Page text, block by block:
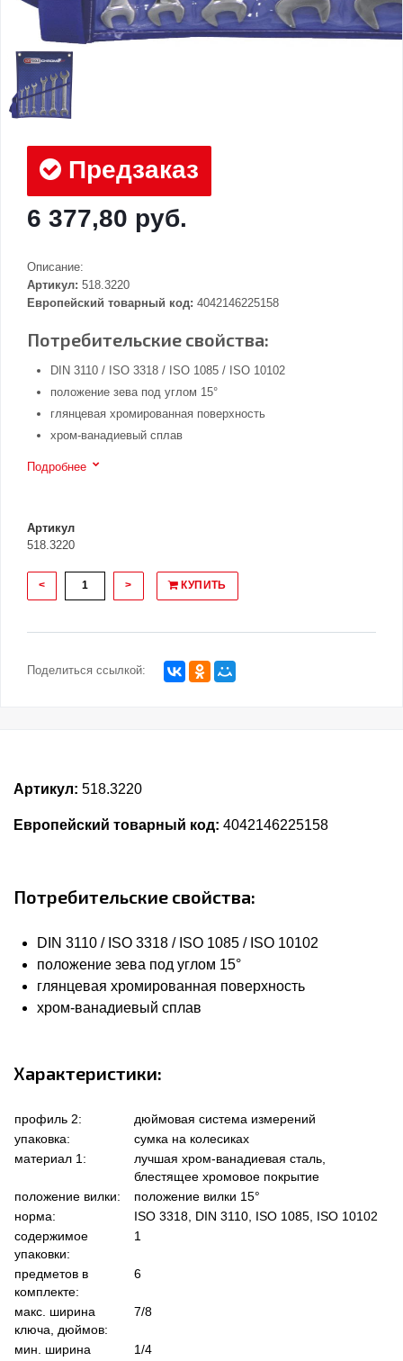
Предзаказ
6 377,80 руб.
Описание:
Артикул: 518.3220
Европейский товарный код: 4042146225158
Потребительские свойства:
DIN 3110 / ISO 3318 / ISO 1085 / ISO 10102
положение зева под углом 15°
глянцевая хромированная поверхность
хром-ванадиевый сплав
Подробнее
Артикул
518.3220
< > КУПИТЬ
Поделиться ссылкой:
Артикул: 518.3220
Европейский товарный код: 4042146225158
Потребительские свойства:
DIN 3110 / ISO 3318 / ISO 1085 / ISO 10102
положение зева под углом 15°
глянцевая хромированная поверхность
хром-ванадиевый сплав
Характеристики:
профиль 2:
дюймовая система измерений
упаковка:
сумка на колесиках
материал 1:
лучшая хром-ванадиевая сталь,
блестящее хромовое покрытие
положение вилки:
положение вилки 15°
норма:
ISO 3318, DIN 3110, ISO 1085, ISO 10102
содержимое
упаковки:
1
предметов в
комплекте:
6
макс. ширина
ключа, дюймов:
7/8
мин. ширина
1/4